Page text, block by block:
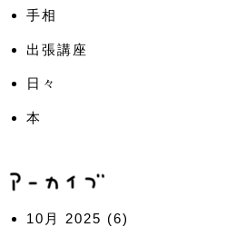
手相
出張講座
日々
本
10月 2025 (6)